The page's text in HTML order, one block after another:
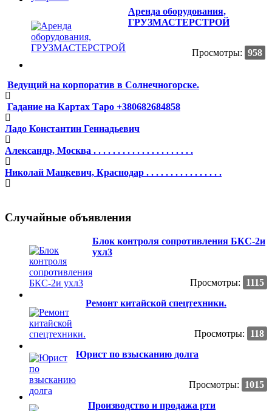
Аренда оборудования,
ГРУЗМАСТЕРСТРОЙ
Просмотры: 958
Ведущий на корпоратив в Солнечногорске.
Гадание на Картах Таро +380682684858
Ладо Константин Геннадьевич
Александр, Москва . . . . . . . . . . . . . . . . . . . . .
Николай Мацкевич, Краснодар . . . . . . . . . . . . . . . .
Случайные объявления
Блок контроля сопротивления БКС-2и
ухл3
Просмотры:
1115
Ремонт китайской спецтехники.
Просмотры:
118
Юрист по взысканию долга
Просмотры:
1015
Производство и продажа рти